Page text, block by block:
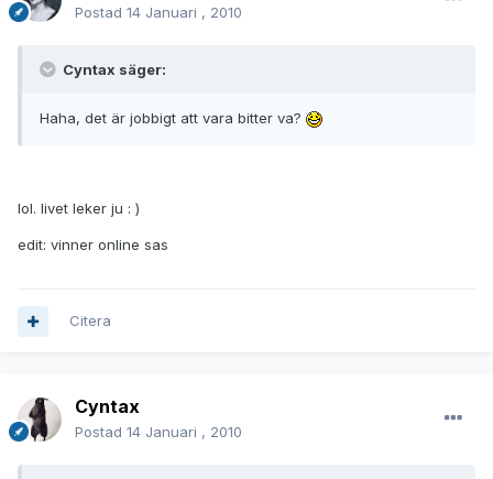
Postad 14 Januari , 2010
Cyntax säger:
Haha, det är jobbigt att vara bitter va?
lol. livet leker ju : )
edit: vinner online sas
Citera
Cyntax
Postad 14 Januari , 2010